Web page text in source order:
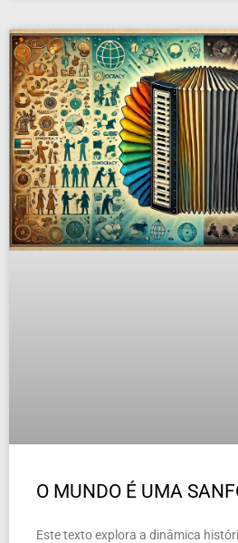
O MUNDO É UMA
Este texto explora a dinâmica